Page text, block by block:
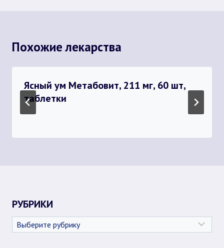
Похожие лекарства
Ясный ум Метабовит, 211 мг, 60 шт,
таблетки
РУБРИКИ
Рубрики